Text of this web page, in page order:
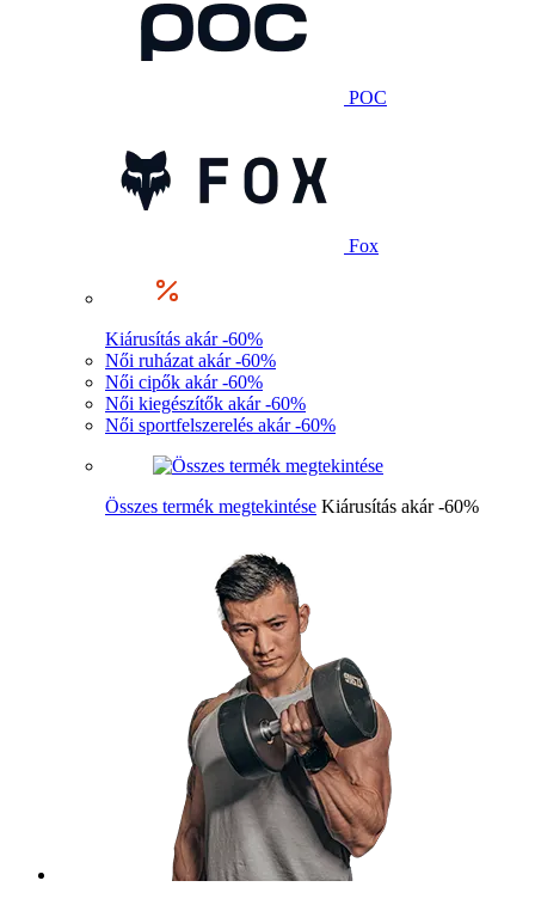
POC
Fox
Kiárusítás akár -60%
Női ruházat akár -60%
Női cipők akár -60%
Női kiegészítők akár -60%
Női sportfelszerelés akár -60%
Összes termék megtekintése Kiárusítás akár -60%